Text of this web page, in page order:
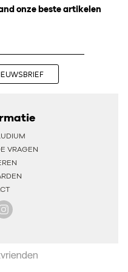
onze beste artikelen
VRAGEN